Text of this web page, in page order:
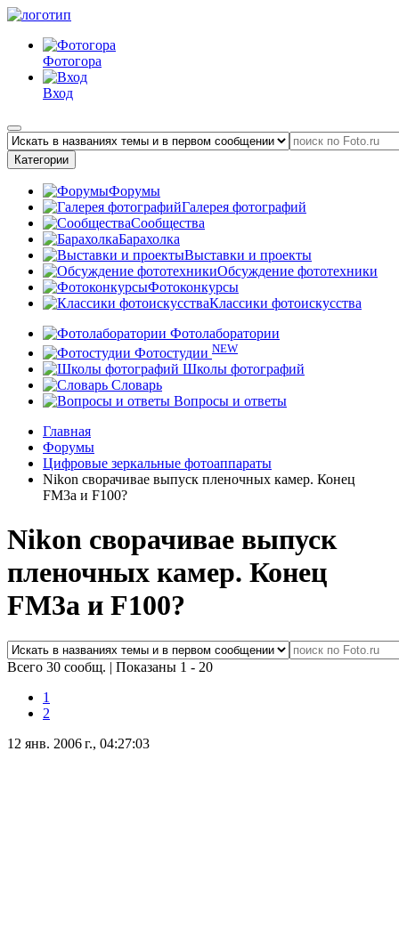
Фотогора
Вход
Категории
Форумы
Галерея фотографий
Сообщества
Барахолка
Выставки и проекты
Обсуждение фототехники
Фотоконкурсы
Классики фотоискусства
Фотолаборатории
Фотостудии NEW
Школы фотографий
Словарь
Вопросы и ответы
Главная
Форумы
Цифровые зеркальные фотоаппараты
Nikon сворачивае выпуск пленочных камер. Конец
FM3a и F100?
Nikon сворачивае выпуск
пленочных камер. Конец
FM3a и F100?
Всего 30 сообщ. | Показаны 1 - 20
1
2
12 янв. 2006 г., 04:27:03